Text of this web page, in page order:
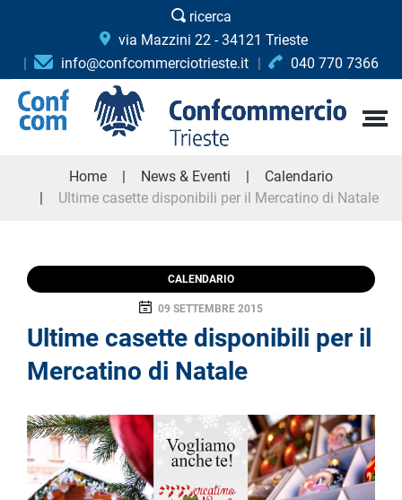
ricerca
via Mazzini 22 - 34121 Trieste
info@confcommerciotrieste.it
040 770 7366
Home News & Eventi
Calendario
Ultime casette disponibili per il Mercatino di Natale
CALENDARIO
09 SETTEMBRE 2015
Ultime casette disponibili per il
Mercatino di Natale